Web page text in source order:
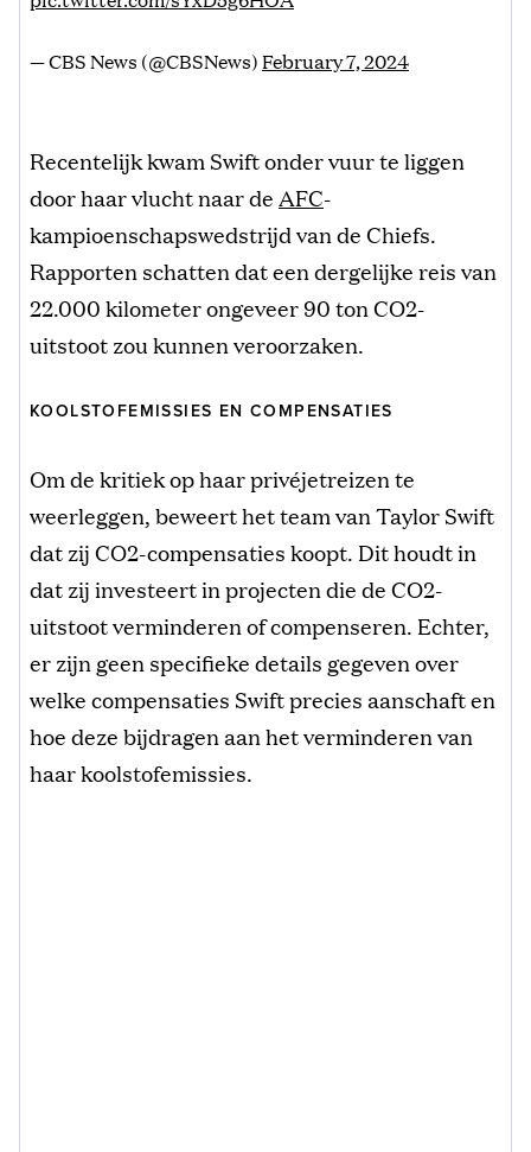
— CBS News (@CBSNews)February 7, 2024
Recentelijk kwam Swift onder vuur te liggen
door haar vlucht naar de AFC-
kampioenschapswedstrijd van de Chiefs.
Rapporten schatten dat een dergelijke reis van
22.000 kilometer ongeveer 90 ton CO2-
uitstoot zou kunnen veroorzaken.
KOOLSTOFEMISSIES EN COMPENSATIES
Om de kritiek op haar privéjetreizen te
weerleggen, beweert het team van Taylor Swift
dat zij CO2-compensaties koopt. Dit houdt in
dat zij investeert in projecten die de CO2-
uitstoot verminderen of compenseren. Echter,
er zijn geen specifieke details gegeven over
welke compensaties Swift precies aanschaft en
hoe deze bijdragen aan het verminderen van
haar koolstofemissies.